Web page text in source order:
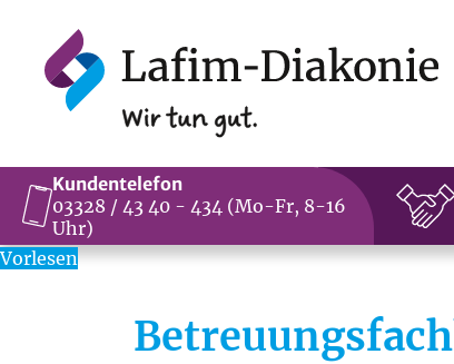
Vorlesen
Kundentelefon
03328 / 43 40 - 434 (Mo-Fr, 8-16
Uhr)